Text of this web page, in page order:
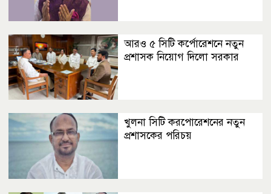
আরও ৫ সিটি কর্পোরেশনে নতুন
প্রশাসক নিয়োগ দিলো সরকার
খুলনা সিটি করপোরেশনের নতুন
প্রশাসকের পরিচয়